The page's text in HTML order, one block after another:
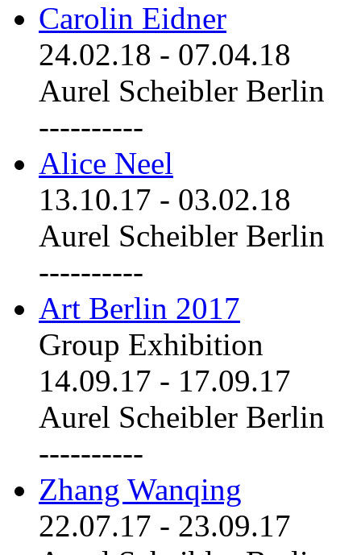
Carolin Eidner
24.02.18 - 07.04.18
Aurel Scheibler Berlin
----------
Alice Neel
13.10.17 - 03.02.18
Aurel Scheibler Berlin
----------
Art Berlin 2017
Group Exhibition
14.09.17 - 17.09.17
Aurel Scheibler Berlin
----------
Zhang Wanqing
22.07.17 - 23.09.17